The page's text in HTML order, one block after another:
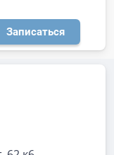
Записаться